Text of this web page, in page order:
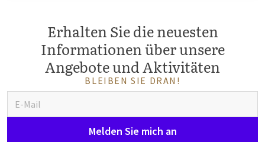
Erhalten Sie die neuesten
Informationen über unsere
Angebote und Aktivitäten
BLEIBEN SIE DRAN!
Melden Sie mich an